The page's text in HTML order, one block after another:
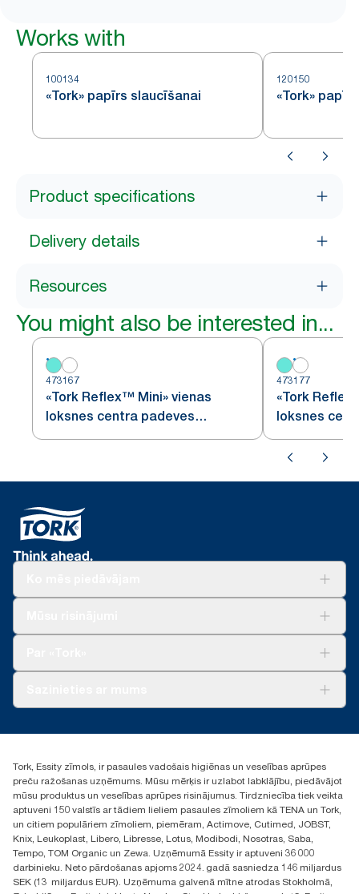
Works with
100134
«Tork» papīrs slaucīšanai
120150
«Tork»
Product specifications
Delivery details
Resources
You might also be interested in...
473167
«Tork Reflex™ Mini» vienas
loksnes centra padeves
dozators
473177
«Tork
loksnes
dozators
+371 29141799
Atrast izplatītāju
Ulbrokas street 19A
Riga, Latvija
LV-1028
Tork, Essity zīmols, ir pasaules vadošais higiēnas un veselības aprūpes
preču ražošanas uzņēmums. Mūsu mērķis ir uzlabot labklājību, piedāvājot
mūsu produktus un veselības aprūpes risinājumus. Tirdzniecība tiek veikta
aptuveni 150 valstīs ar tādiem lieliem pasaules zīmoliem kā TENA un Tork,
un citiem populāriem zīmoliem, piemēram, Actimove, Cutimed, JOBST,
Knix, Leukoplast, Libero, Libresse, Lotus, Modibodi, Nosotras, Saba,
Tempo, TOM Organic un Zewa. Uzņēmumā Essity ir aptuveni 36 000
darbinieku. Neto pārdošanas apjoms 2024. gadā sasniedza 146 miljardus
SEK (13 miljardus EUR). Uzņēmuma galvenā mītne atrodas Stokholmā,